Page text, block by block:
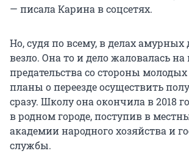
— писала Карина в соцсетях.
Но, судя по всему, в делах амурных
везло. Она то и дело жаловалась
предательства со стороны
планы о переезде осуществить
сразу. Школу она окончила в 2018
в родном городе, поступив в
академии народного хозяйства и
службы.